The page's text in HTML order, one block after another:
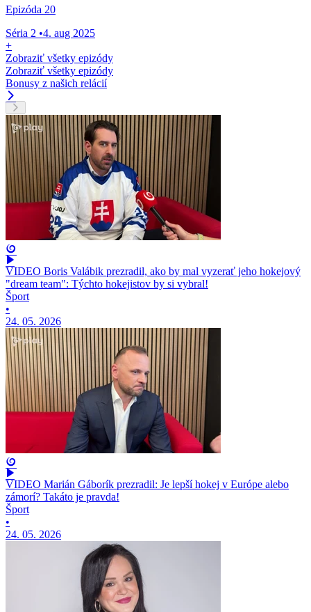
Epizóda 20
Séria 2 •4. aug 2025
+
Zobraziť všetky epizódy
Zobraziť všetky epizódy
Bonusy z našich relácií
VIDEO Boris Valábik prezradil, ako by mal vyzerať jeho hokejový
"dream team": Týchto hokejistov by si vybral!
Šport
•
24. 05. 2026
VIDEO Marián Gáborík prezradil: Je lepší hokej v Európe alebo
zámorí? Takáto je pravda!
Šport
•
24. 05. 2026